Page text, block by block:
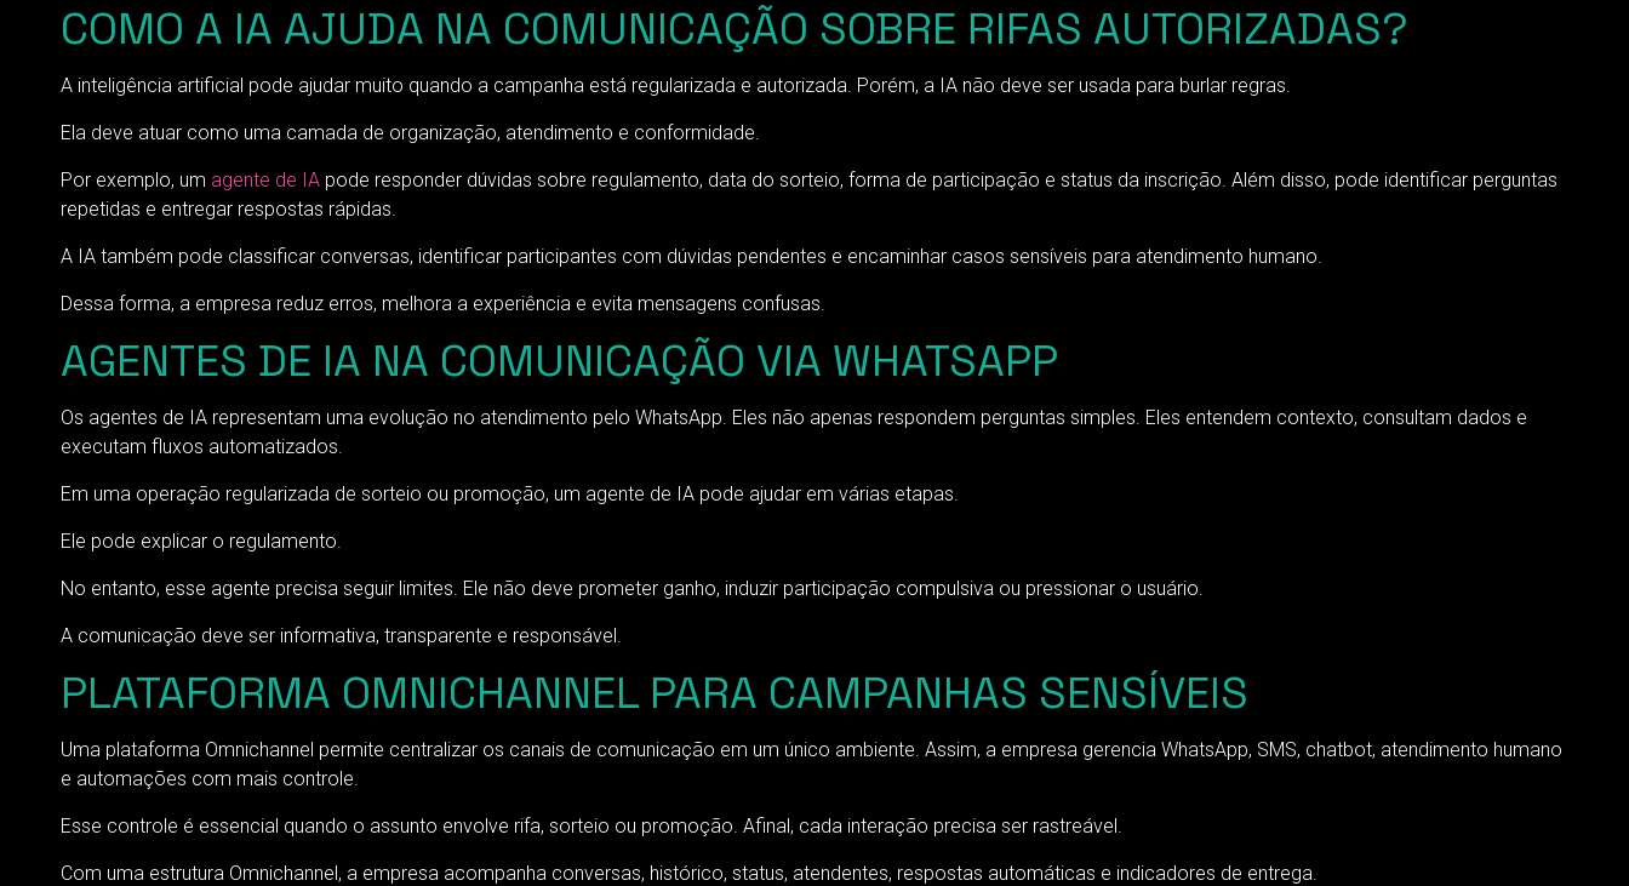
COMO A IA AJUDA NA COMUNICAÇÃO SOBRE RIFAS AUTORIZADAS?
A inteligência artificial pode ajudar muito quando a campanha está regularizada e autorizada. Porém, a IA não deve ser usada para burlar regras.
Ela deve atuar como uma camada de organização, atendimento e conformidade.
Por exemplo, um agente de IApode responder dúvidas sobre regulamento, data do sorteio, forma de participação e status da inscrição. Além disso, pode identificar perguntas
repetidas e entregar respostas rápidas.
A IA também pode classificar conversas, identificar participantes com dúvidas pendentes e encaminhar casos sensíveis para atendimento humano.
Dessa forma, a empresa reduz erros, melhora a experiência e evita mensagens confusas.
AGENTES DE IA NA COMUNICAÇÃO VIA WHATSAPP
Os agentes de IA representam uma evolução no atendimento pelo WhatsApp. Eles não apenas respondem perguntas simples. Eles entendem contexto, consultam dados e
executam fluxos automatizados.
Em uma operação regularizada de sorteio ou promoção, um agente de IA pode ajudar em várias etapas.
Ele pode explicar o regulamento.
No entanto, esse agente precisa seguir limites. Ele não deve prometer ganho, induzir participação compulsiva ou pressionar o usuário.
A comunicação deve ser informativa, transparente e responsável.
PLATAFORMA OMNICHANNEL PARA CAMPANHAS SENSÍVEIS
Uma plataforma Omnichannel permite centralizar os canais de comunicação em um único ambiente. Assim, a empresa gerencia WhatsApp, SMS, chatbot, atendimento humano
e automações com mais controle.
Esse controle é essencial quando o assunto envolve rifa, sorteio ou promoção. Afinal, cada interação precisa ser rastreável.
Com uma estrutura Omnichannel, a empresa acompanha conversas, histórico, status, atendentes, respostas automáticas e indicadores de entrega.